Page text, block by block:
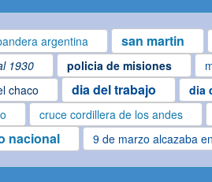
argentina san martin
1930 policia de misiones
chaco dia del trabajo dia
cruce cordillera de los andes
nacional 9 de marzo alcazaba